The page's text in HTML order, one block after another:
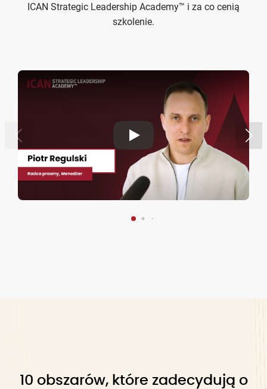
ICAN Strategic Leadership Academy™ i za co cenią
szkolenie.
Play
10 obszarów, które zadecydują o